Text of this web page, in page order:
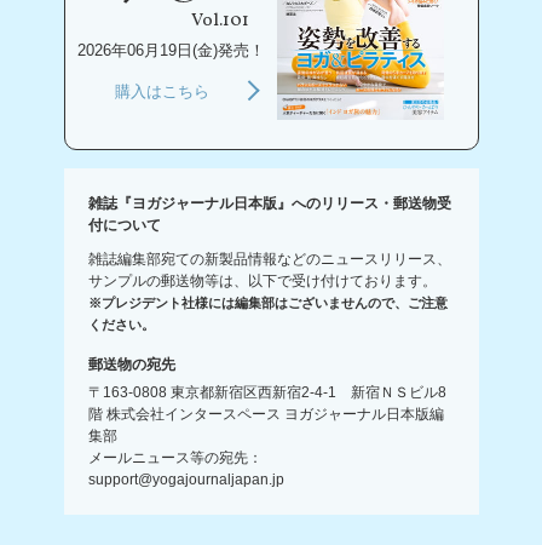
Vol.101
2026年06月19日(金)発売！
購入はこちら
雑誌『ヨガジャーナル日本版』へのリリース・郵送物受
付について
雑誌編集部宛ての新製品情報などのニュースリリース、
サンプルの郵送物等は、以下で受け付けております。
※プレジデント社様には編集部はございませんので、ご注意
ください。
郵送物の宛先
〒163-0808 東京都新宿区西新宿2-4-1 新宿ＮＳビル8
階 株式会社インタースペース ヨガジャーナル日本版編
集部
メールニュース等の宛先：
support@yogajournaljapan.jp